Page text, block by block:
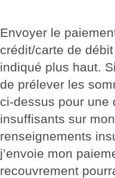
Envoyer le
crédit/carte de
indiqué plus haut.
de prélever les
ci-dessus pour une
insuffisants sur
renseignements
j’envoie mon
recouvrement